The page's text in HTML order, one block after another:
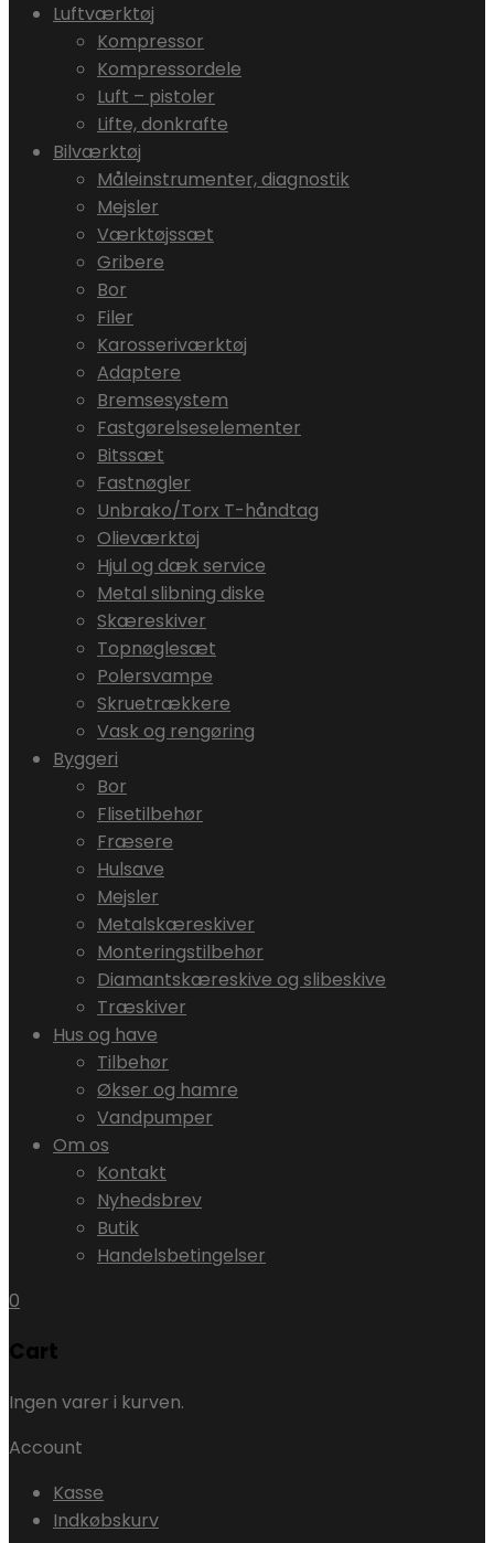
Luftværktøj
Kompressor
Kompressordele
Luft – pistoler
Lifte, donkrafte
Bilværktøj
Måleinstrumenter, diagnostik
Mejsler
Værktøjssæt
Gribere
Bor
Filer
Karosseriværktøj
Adaptere
Bremsesystem
Fastgørelseselementer
Bitssæt
Fastnøgler
Unbrako/Torx T-håndtag
Olieværktøj
Hjul og dæk service
Metal slibning diske
Skæreskiver
Topnøglesæt
Polersvampe
Skruetrækkere
Vask og rengøring
Byggeri
Bor
Flisetilbehør
Fræsere
Hulsave
Mejsler
Metalskæreskiver
Monteringstilbehør
Diamantskæreskive og slibeskive
Træskiver
Hus og have
Tilbehør
Økser og hamre
Vandpumper
Om os
Kontakt
Nyhedsbrev
Butik
Handelsbetingelser
0
Cart
Ingen varer i kurven.
Account
Kasse
Indkøbskurv